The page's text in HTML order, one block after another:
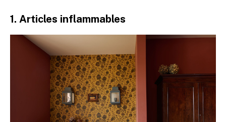
1. Articles inflammables